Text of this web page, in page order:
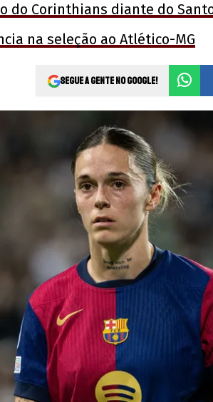
do Corinthians diante do
na seleção ao Atlético-MG
Segue a gente no Google!